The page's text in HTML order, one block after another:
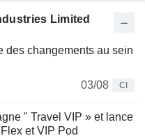
Limited
des changements au sein
03/08
CI
" Travel VIP » et lance
et VIP Pod